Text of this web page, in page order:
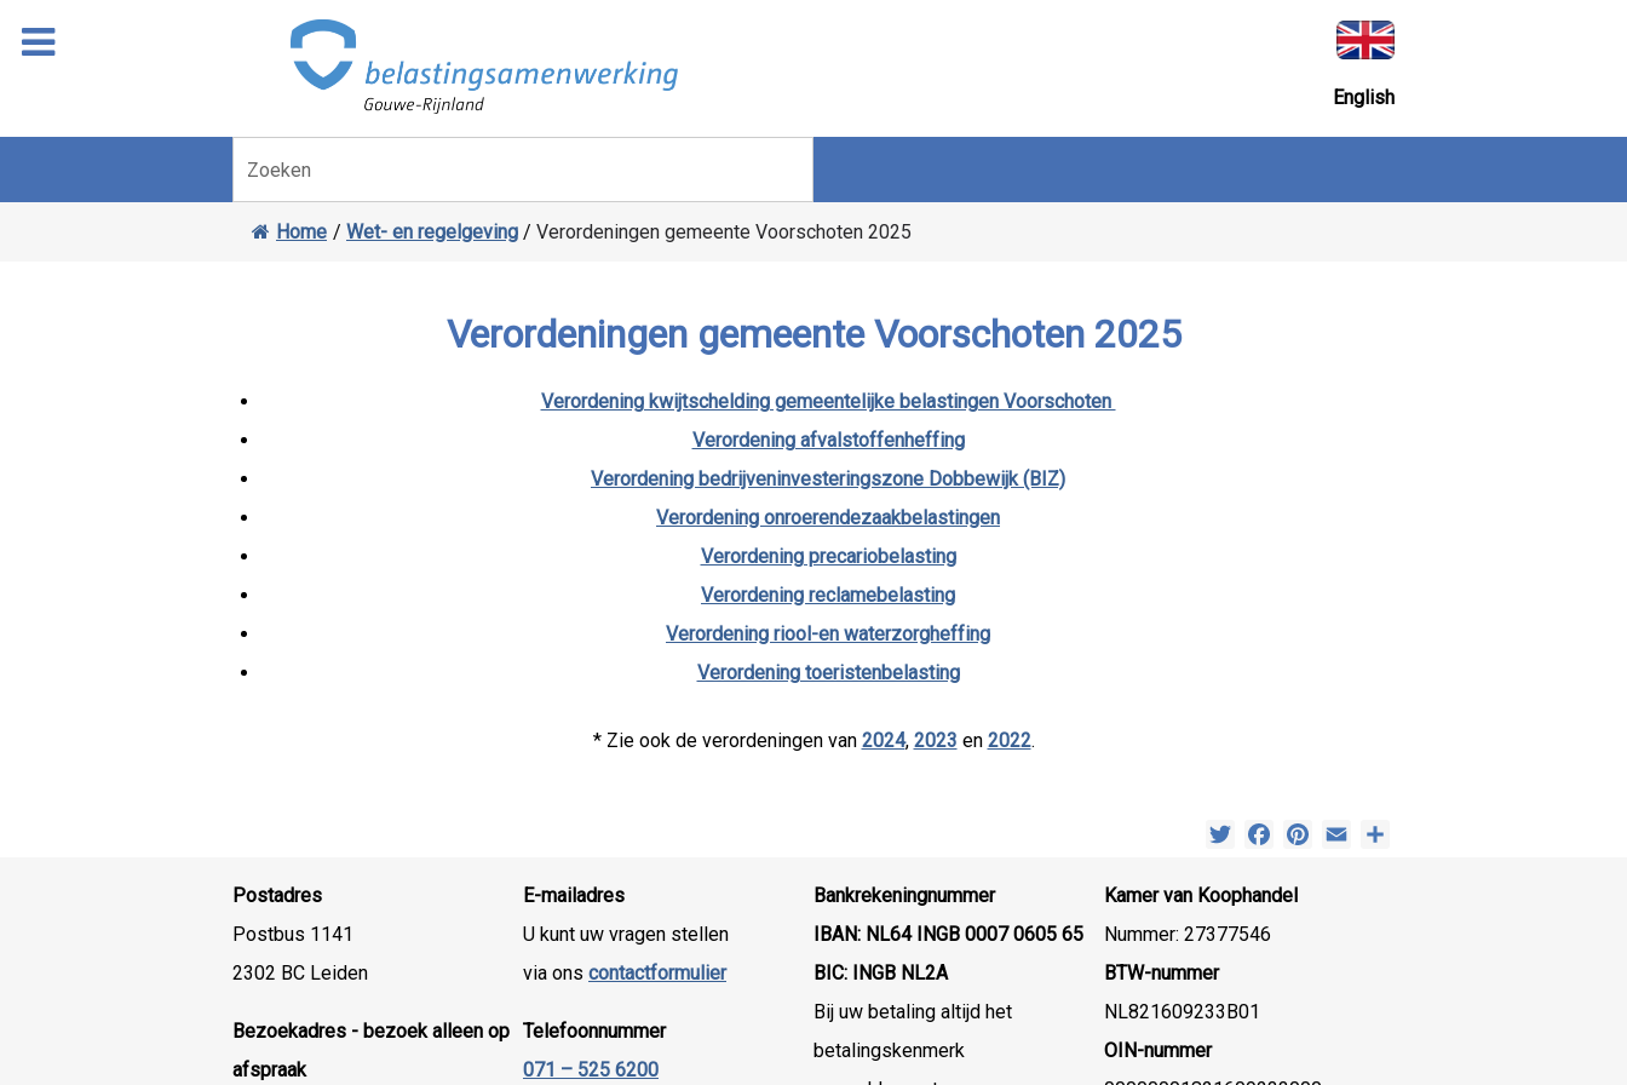
naar
door
navigatie
English
Zoeken
Home / Wet- en regelgeving / Verordeningen gemeente Voorschoten 2025
Verordeningen gemeente Voorschoten 2025
Verordening kwijtschelding gemeentelijke belastingen Voorschoten
Verordening afvalstoffenheffing
Verordening bedrijveninvesteringszone Dobbewijk (BIZ)
Verordening onroerendezaakbelastingen
Verordening precariobelasting
Verordening reclamebelasting
Verordening riool-en waterzorgheffing
Verordening toeristenbelasting
* Zie ook de verordeningen van 2024, 2023 en 2022.
TwitterFacebookPinterest
Email
Postadres
Postbus 1141
2302 BC Leiden
Bezoekadres - bezoek alleen op
afspraak
E-mailadres
U kunt uw vragen stellen
via ons contactformulier
Telefoonnummer
071 – 525 6200
Bankrekeningnummer
IBAN: NL64 INGB 0007 0605 65
BIC: INGB NL2A
Bij uw betaling altijd het
betalingskenmerk
Kamer van Koophandel
Nummer: 27377546
BTW-nummer
NL821609233B01
OIN-nummer